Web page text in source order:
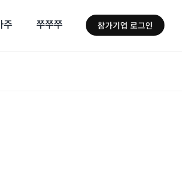
주 쭈쭈쭈 참가기업 로그인